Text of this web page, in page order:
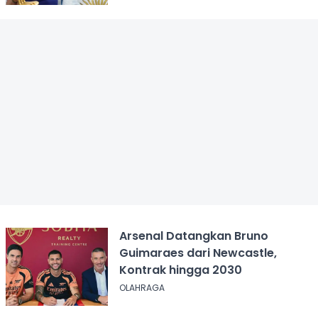
Arsenal Datangkan Bruno
Guimaraes dari Newcastle,
Kontrak hingga 2030
OLAHRAGA